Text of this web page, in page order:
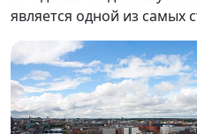
является одной из самых